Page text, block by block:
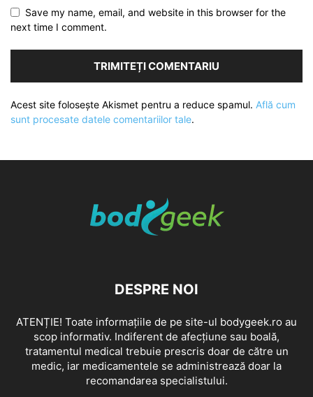
Save my name, email, and website in this browser for the
next time I comment.
Acest site folosește Akismet pentru a reduce spamul. Află cum
sunt procesate datele comentariilor tale.
DESPRE NOI
ATENȚIE! Toate informațiile de pe site-ul bodygeek.ro au
scop informativ. Indiferent de afecțiune sau boală,
tratamentul medical trebuie prescris doar de către un
medic, iar medicamentele se administrează doar la
recomandarea specialistului.